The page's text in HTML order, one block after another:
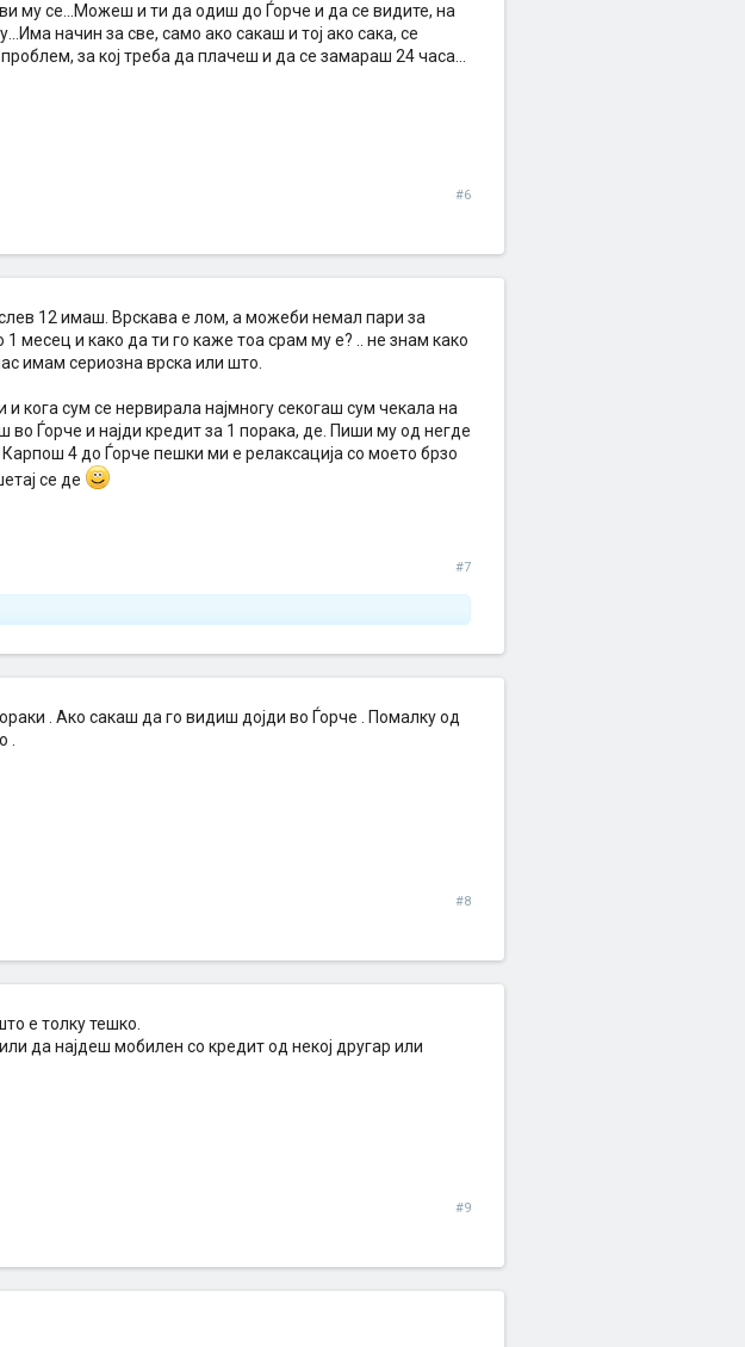
му се...Можеш и ти да одиш до Ѓорче и да се видите, на
начин за све, само ако сакаш и тој ако сака, се
за кој треба да плачеш и да се замараш 24 часа...
#6
12 имаш. Врскава е лом, а можеби немал пари за
месец и како да ти го каже тоа срам му е? .. не знам како
имам сериозна врска или што.
кога сум се нервирала најмногу секогаш сум чекала на
Ѓорче и најди кредит за 1 порака, де. Пиши му од негде
Карпош 4 до Ѓорче пешки ми е релаксација со моето брзо
се де
#7
. Ако сакаш да го видиш дојди во Ѓорче . Помалку од
.
#8
е толку тешко.
да најдеш мобилен со кредит од некој другар или
#9